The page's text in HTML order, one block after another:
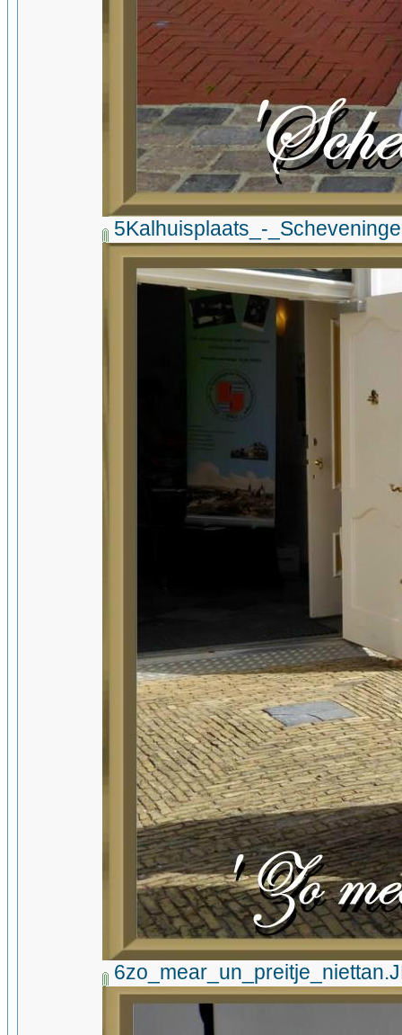
5Kalhuisplaats_-